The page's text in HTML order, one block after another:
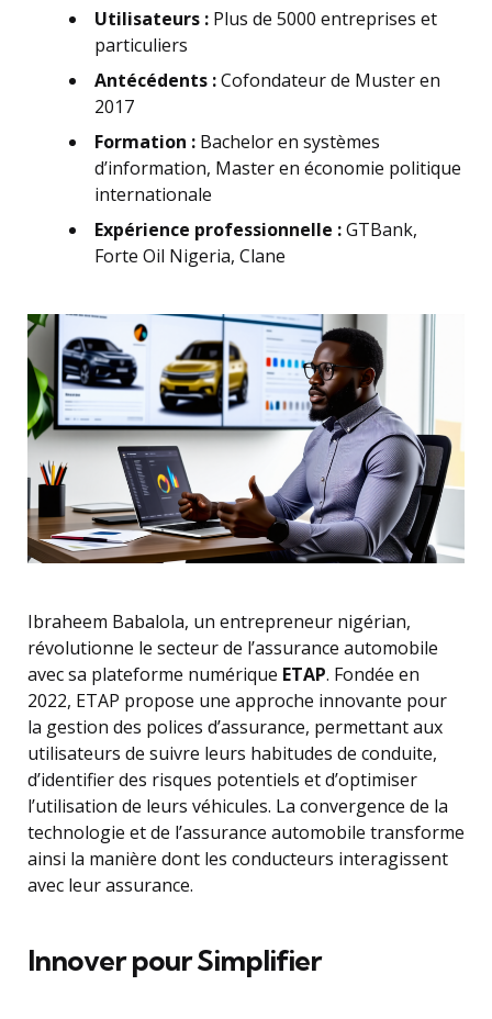
Utilisateurs : Plus de 5000 entreprises et
particuliers
Antécédents :Cofondateur de Muster en
2017
Formation : Bachelor en systèmes
d’information, Master en économie politique
internationale
Expérience professionnelle :GTBank,
Forte Oil Nigeria, Clane
Ibraheem Babalola, un entrepreneur nigérian,
révolutionne le secteur de l’assurance automobile
avec sa plateforme numérique ETAP. Fondée en
2022, ETAP propose une approche innovante pour
la gestion des polices d’assurance, permettant aux
utilisateurs de suivre leurs habitudes de conduite,
d’identifier des risques potentiels et d’optimiser
l’utilisation de leurs véhicules. La convergence de la
technologie et de l’assurance automobile transforme
ainsi la manière dont les conducteurs interagissent
avec leur assurance.
Innover pour Simplifier